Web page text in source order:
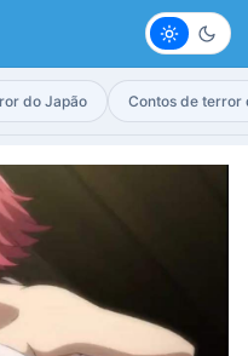
Claro
do Japão Contos de terror